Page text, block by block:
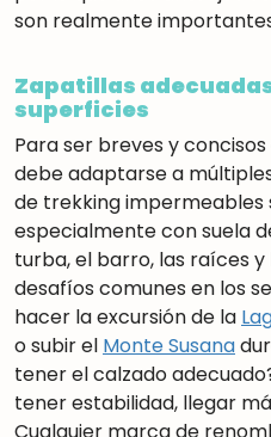
son realmente
Zapatillas
superficies
Para ser breves y
debe adaptarse a
de trekking impermeables
especialmente con suela
turba, el barro, las raíces
desafíos comunes en los
hacer la excursión de la
o subir el Monte Susana
tener el calzado
tener estabilidad, llegar
Cualquier marca de